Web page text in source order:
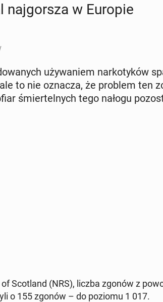
naj­gor­sza w Europie
uży­wa­niem nar­ko­ty­ków
to nie oznacza, że problem ten
śmier­tel­nych tego nałogu
Sco­tland (NRS), liczba zgonów z
o 155 zgonów – do poziomu 1 017.